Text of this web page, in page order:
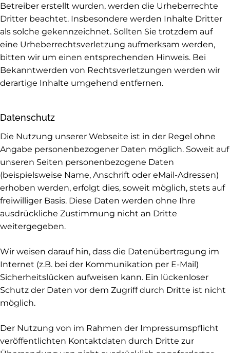
Betreiber erstellt wurden, werden die Urheberrechte
Dritter beachtet. Insbesondere werden Inhalte Dritter
als solche gekennzeichnet. Sollten Sie trotzdem auf
eine Urheberrechtsverletzung aufmerksam werden,
bitten wir um einen entsprechenden Hinweis. Bei
Bekanntwerden von Rechtsverletzungen werden wir
derartige Inhalte umgehend entfernen.
Datenschutz
Die Nutzung unserer Webseite ist in der Regel ohne
Angabe personenbezogener Daten möglich. Soweit auf
unseren Seiten personenbezogene Daten
(beispielsweise Name, Anschrift oder eMail-Adressen)
erhoben werden, erfolgt dies, soweit möglich, stets auf
freiwilliger Basis. Diese Daten werden ohne Ihre
ausdrückliche Zustimmung nicht an Dritte
weitergegeben.
Wir weisen darauf hin, dass die Datenübertragung im
Internet (z.B. bei der Kommunikation per E-Mail)
Sicherheitslücken aufweisen kann. Ein lückenloser
Schutz der Daten vor dem Zugriff durch Dritte ist nicht
möglich.
Der Nutzung von im Rahmen der Impressumspflicht
veröffentlichten Kontaktdaten durch Dritte zur